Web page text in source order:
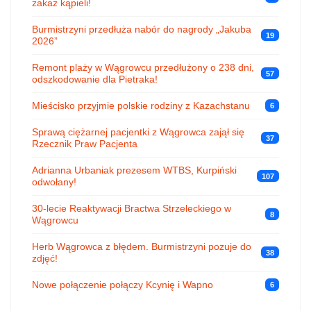
zakaz kąpieli!
Burmistrzyni przedłuża nabór do nagrody „Jakuba
2026”
19
Remont plaży w Wągrowcu przedłużony o 238 dni,
odszkodowanie dla Pietraka!
57
Mieścisko przyjmie polskie rodziny z Kazachstanu 6
Sprawą ciężarnej pacjentki z Wągrowca zajął się
Rzecznik Praw Pacjenta
37
Adrianna Urbaniak prezesem WTBS, Kurpiński
odwołany!
107
30-lecie Reaktywacji Bractwa Strzeleckiego w
Wągrowcu
8
Herb Wągrowca z błędem. Burmistrzyni pozuje do
zdjęć!
38
Nowe połączenie połączy Kcynię i Wapno 6